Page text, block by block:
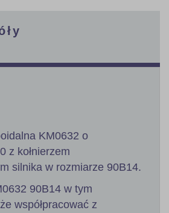
KM0632 o
z kołnierzem
silnika w rozmiarze 90B14.
90B14 w tym
współpracować z